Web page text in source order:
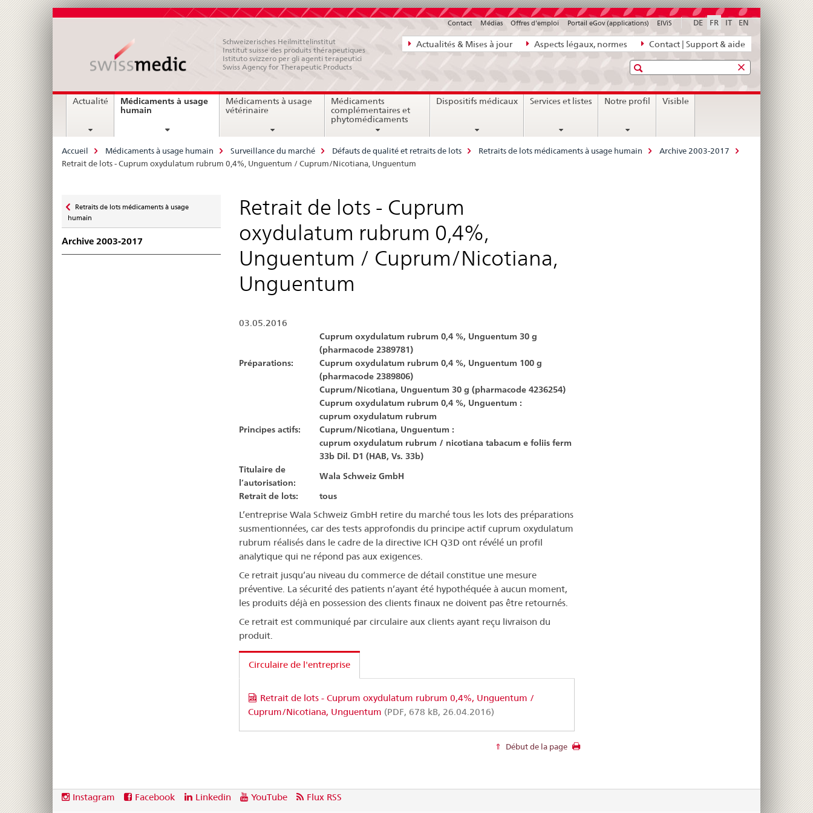
Navigation
directe:
bases
juridiques,
contact
Actualités & Mises à jour Aspects légaux, normes Contact | Support & aide
DE FR IT EN
Contact Médias Offres d'emploi Portail eGov (applications) ElViS
Schweizerisches Heilmittelinstitut
Institut suisse des produits thérapeutiques
Istituto svizzero per gli agenti terapeutici
Swiss Agency for Therapeutic Products
Recherche
Navigation
Actualité
Médicaments à usage
humain
Médicaments à usage
vétérinaire
Médicaments
complémentaires et
phytomédicaments
Dispositifs médicaux Services et listes Notre profil Visible
Breadcrumb
Accueil Médicaments à usage humain Surveillance du marché Défauts de qualité et retraits de lots Retraits de lots médicaments à usage humain
Archive 2003-2017
Retrait de lots - Cuprum oxydulatum rubrum 0,4%, Unguentum / Cuprum/Nicotiana, Unguentum
zu
Retraits de lots médicaments à usage
humain
Archive 2003-2017
Retrait de lots - Cuprum
oxydulatum rubrum 0,4%,
Unguentum / Cuprum/Nicotiana,
Unguentum
03.05.2016
Préparations:
Cuprum oxydulatum rubrum 0,4 %, Unguentum 30 g
(pharmacode 2389781)
Cuprum oxydulatum rubrum 0,4 %, Unguentum 100 g
(pharmacode 2389806)
Cuprum/Nicotiana, Unguentum 30 g (pharmacode 4236254)
Principes actifs:
Cuprum oxydulatum rubrum 0,4 %, Unguentum :
cuprum oxydulatum rubrum
Cuprum/Nicotiana, Unguentum :
cuprum oxydulatum rubrum / nicotiana tabacum e foliis ferm
33b Dil. D1 (HAB, Vs. 33b)
Titulaire de
l’autorisation:
Wala Schweiz GmbH
Retrait de lots:
tous
L’entreprise Wala Schweiz GmbH retire du marché tous les lots des préparations
susmentionnées, car des tests approfondis du principe actif cuprum oxydulatum
rubrum réalisés dans le cadre de la directive ICH Q3D ont révélé un profil
analytique qui ne répond pas aux exigences.
Ce retrait jusqu’au niveau du commerce de détail constitue une mesure
préventive. La sécurité des patients n’ayant été hypothéquée à aucun moment,
les produits déjà en possession des clients finaux ne doivent pas être retournés.
Ce retrait est communiqué par circulaire aux clients ayant reçu livraison du
produit.
Circulaire de l'entreprise
Retrait de lots - Cuprum oxydulatum rubrum 0,4%, Unguentum /
Cuprum/Nicotiana, Unguentum (PDF, 678 kB, 26.04.2016)
Début de la page
Footer
SocialInstagram Facebook Linkedin YouTube Flux RSS